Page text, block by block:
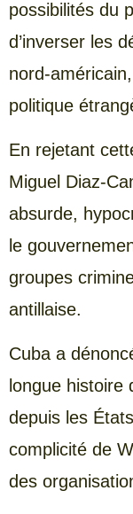
possibilités du
d’inverser les
nord-
politique
En rejetant
Miguel Diaz-
absurde,
le
groupes
antillaise.
Cuba a
longue histoire
depuis les
complicité de
des